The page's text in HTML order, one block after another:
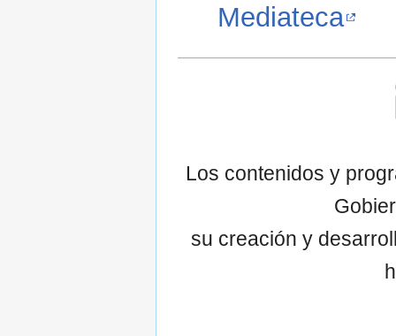
Mediateca
Los contenidos y
su creación y